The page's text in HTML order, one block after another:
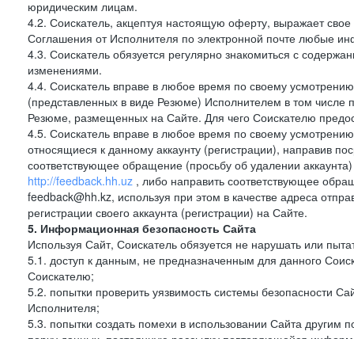
юридическим лицам.
4.2. Соискатель, акцептуя настоящую оферту, выражает свое
Соглашения от Исполнителя по электронной почте любые
4.3. Соискатель обязуется регулярно знакомиться с
изменениями.
4.4. Соискатель вправе в любое время по своему
(представленных в виде Резюме) Исполнителем в том числе
Резюме, размещенных на Сайте. Для чего Соискателю
4.5. Соискатель вправе в любое время по своему
относящиеся к данному аккаунту (регистрации), направив
соответствующее обращение (просьбу об удалении
http://feedback.hh.uz , либо направить соответствующее
feedback@hh.kz, используя при этом в качестве адреса
регистрации своего аккаунта (регистрации) на Сайте.
5. Информационная безопасность Сайта
Используя Сайт, Соискатель обязуется не нарушать или
5.1. доступ к данным, не предназначенным для данного
Соискателю;
5.2. попытки проверить уязвимость системы безопасности
Исполнителя;
5.3. попытки создать помехи в использовании Сайта другим